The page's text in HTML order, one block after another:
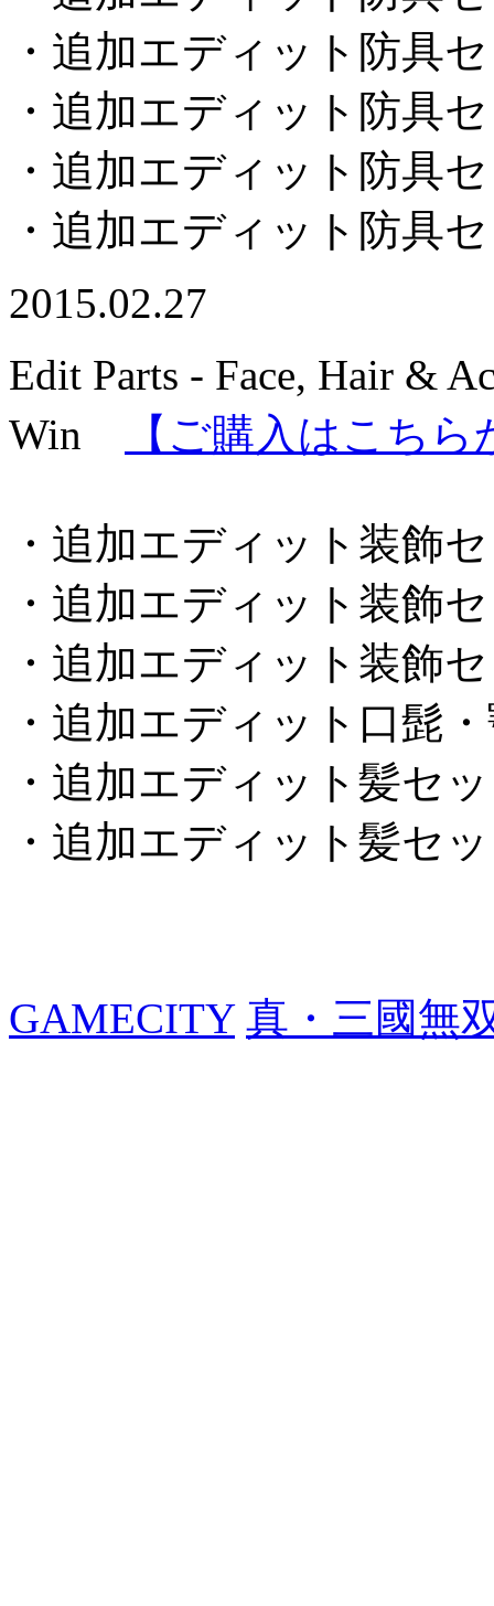
・追加エディット防具
・追加エディット防具
・追加エディット防具
・追加エディット防具
2015.02.27
Edit Parts - Face, Hair &
Win
【ご購入はこちら
・追加エディット装飾
・追加エディット装飾
・追加エディット装飾
・追加エディット口髭
・追加エディット髪セ
・追加エディット髪セ
GAMECITY 真・三國無